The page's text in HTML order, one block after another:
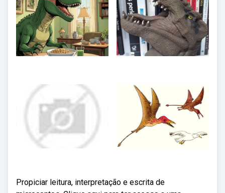
Propiciar leitura, interpretação e escrita de